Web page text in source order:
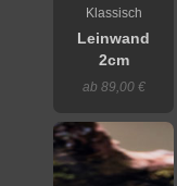
Klassisch
Leinwand
2cm
ab 89,00 €